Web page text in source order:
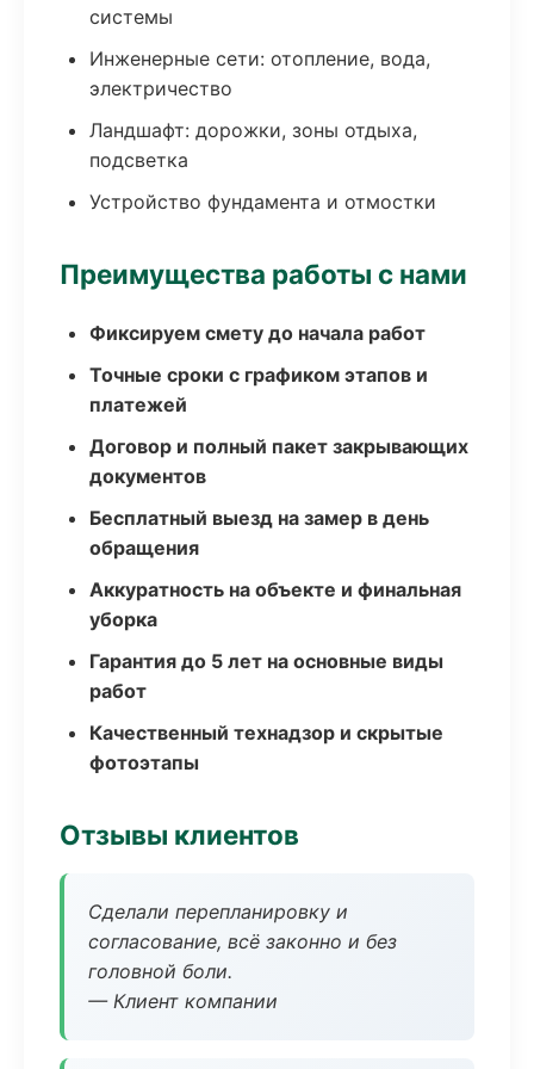
системы
Инженерные сети: отопление, вода,
электричество
Ландшафт: дорожки, зоны отдыха,
подсветка
Устройство фундамента и отмостки
Преимущества работы с нами
Фиксируем смету до начала работ
Точные сроки с графиком этапов и
платежей
Договор и полный пакет закрывающих
документов
Бесплатный выезд на замер в день
обращения
Аккуратность на объекте и финальная
уборка
Гарантия до 5 лет на основные виды
работ
Качественный технадзор и скрытые
фотоэтапы
Отзывы клиентов
Сделали перепланировку и
согласование, всё законно и без
головной боли.
— Клиент компании